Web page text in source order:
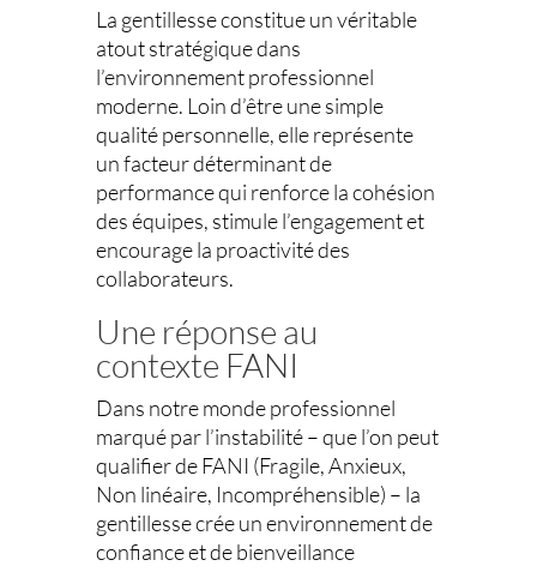
La gentillesse constitue un véritable
atout stratégique dans
l’environnement professionnel
moderne. Loin d’être une simple
qualité personnelle, elle représente
un facteur déterminant de
performance qui renforce la cohésion
des équipes, stimule l’engagement et
encourage la proactivité des
collaborateurs.
Une réponse au
contexte FANI
Dans notre monde professionnel
marqué par l’instabilité – que l’on peut
qualifier de FANI (Fragile, Anxieux,
Non linéaire, Incompréhensible) – la
gentillesse crée un environnement de
confiance et de bienveillance